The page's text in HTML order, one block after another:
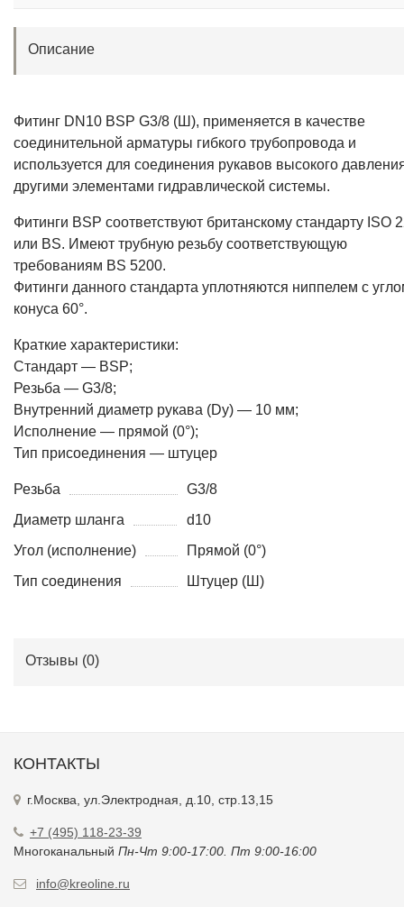
Описание
Фитинг DN10 BSP G3/8 (Ш), применяется в качестве
соединительной арматуры гибкого трубопровода и
используется для соединения рукавов высокого
другими элементами гидравлической системы.
Фитинги BSP соответствуют британскому стандарту ISO
или BS. Имеют трубную резьбу соответствующую
требованиям BS 5200.
Фитинги данного стандарта уплотняются ниппелем с
конуса 60°.
Краткие характеристики:
Стандарт — BSP;
Резьба — G3/8;
Внутренний диаметр рукава (Dy) — 10 мм;
Исполнение — прямой (0°);
Тип присоединения — штуцер
Резьба
G3/8
Диаметр шланга
d10
Угол (исполнение)
Прямой (0°)
Тип соединения
Штуцер (Ш)
Отзывы (0)
КОНТАКТЫ
г.Москва, ул.Электродная, д.10, стр.13,15
+7 (495) 118-23-39
Многоканальный Пн-Чт 9:00-17:00. Пт 9:00-16:00
info@kreoline.ru